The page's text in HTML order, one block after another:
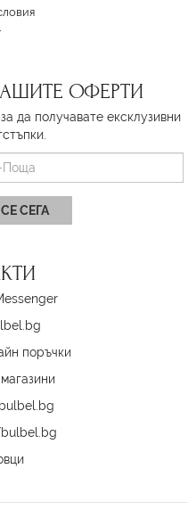
ОФЕРТИ
да получавате ексклузивни
СЕГА
поръчки